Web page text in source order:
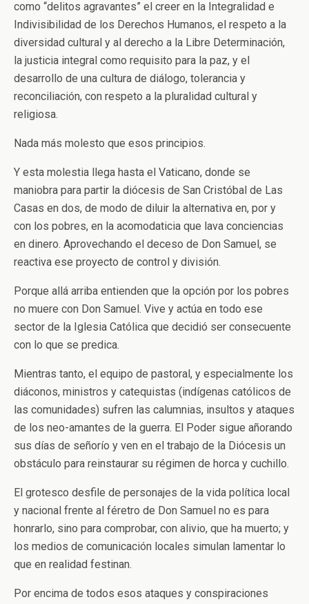
como “delitos agravantes” el creer en la Integralidad e
Indivisibilidad de los Derechos Humanos, el respeto a la
diversidad cultural y al derecho a la Libre Determinación,
la justicia integral como requisito para la paz, y el
desarrollo de una cultura de diálogo, tolerancia y
reconciliación, con respeto a la pluralidad cultural y
religiosa.
Nada más molesto que esos principios.
Y esta molestia llega hasta el Vaticano, donde se
maniobra para partir la diócesis de San Cristóbal de Las
Casas en dos, de modo de diluir la alternativa en, por y
con los pobres, en la acomodaticia que lava conciencias
en dinero. Aprovechando el deceso de Don Samuel, se
reactiva ese proyecto de control y división.
Porque allá arriba entienden que la opción por los pobres
no muere con Don Samuel. Vive y actúa en todo ese
sector de la Iglesia Católica que decidió ser consecuente
con lo que se predica.
Mientras tanto, el equipo de pastoral, y especialmente los
diáconos, ministros y catequistas (indígenas católicos de
las comunidades) sufren las calumnias, insultos y ataques
de los neo-amantes de la guerra. El Poder sigue añorando
sus días de señorío y ven en el trabajo de la Diócesis un
obstáculo para reinstaurar su régimen de horca y cuchillo.
El grotesco desfile de personajes de la vida política local
y nacional frente al féretro de Don Samuel no es para
honrarlo, sino para comprobar, con alivio, que ha muerto; y
los medios de comunicación locales simulan lamentar lo
que en realidad festinan.
Por encima de todos esos ataques y conspiraciones